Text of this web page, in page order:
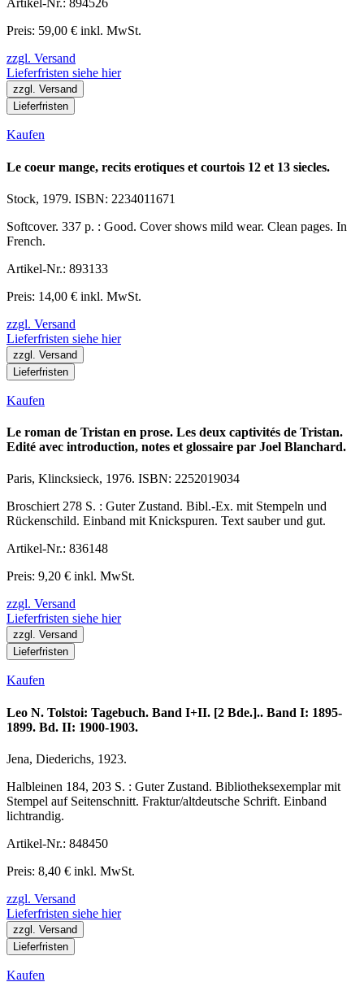
Artikel-Nr.: 894526
Preis: 59,00 € inkl. MwSt.
zzgl. Versand
Lieferfristen siehe hier
zzgl. Versand
Lieferfristen
Kaufen
Le coeur mange, recits erotiques et courtois 12 et 13 siecles.
Stock, 1979. ISBN: 2234011671
Softcover. 337 p. : Good. Cover shows mild wear. Clean pages. In
French.
Artikel-Nr.: 893133
Preis: 14,00 € inkl. MwSt.
zzgl. Versand
Lieferfristen siehe hier
zzgl. Versand
Lieferfristen
Kaufen
Le roman de Tristan en prose. Les deux captivités de Tristan.
Edité avec introduction, notes et glossaire par Joel Blanchard.
Paris, Klincksieck, 1976. ISBN: 2252019034
Broschiert 278 S. : Guter Zustand. Bibl.-Ex. mit Stempeln und
Rückenschild. Einband mit Knickspuren. Text sauber und gut.
Artikel-Nr.: 836148
Preis: 9,20 € inkl. MwSt.
zzgl. Versand
Lieferfristen siehe hier
zzgl. Versand
Lieferfristen
Kaufen
Leo N. Tolstoi: Tagebuch. Band I+II. [2 Bde.].. Band I: 1895-
1899. Bd. II: 1900-1903.
Jena, Diederichs, 1923.
Halbleinen 184, 203 S. : Guter Zustand. Bibliotheksexemplar mit
Stempel auf Seitenschnitt. Fraktur/altdeutsche Schrift. Einband
lichtrandig.
Artikel-Nr.: 848450
Preis: 8,40 € inkl. MwSt.
zzgl. Versand
Lieferfristen siehe hier
zzgl. Versand
Lieferfristen
Kaufen